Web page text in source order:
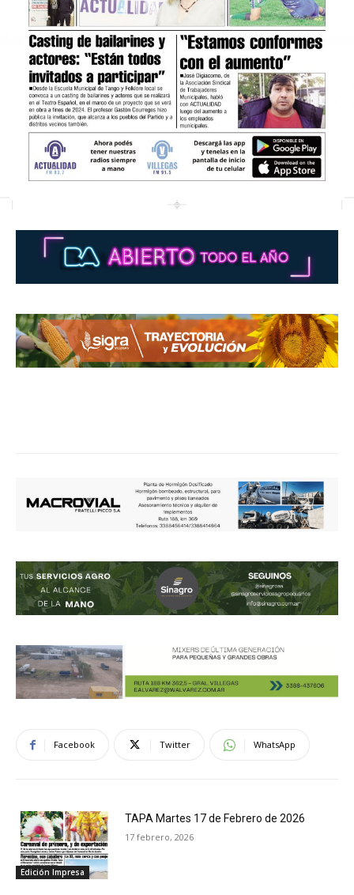
Facebook Twitter WhatsApp
Edición Impresa
TAPA Martes 17 de Febrero de 2026
17 febrero, 2026